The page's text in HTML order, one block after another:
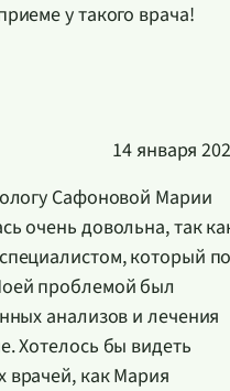
у такого врача!
14 января
Сафоновой Марии
очень довольна, так
который
проблемой был
анализов и лечения
Хотелось бы видеть
врачей, как Мария